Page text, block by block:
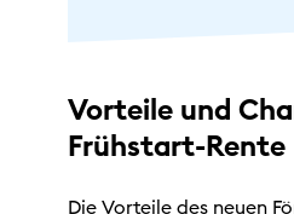
Vorteile und
Frühstart-Rente
Die Vorteile des neuen